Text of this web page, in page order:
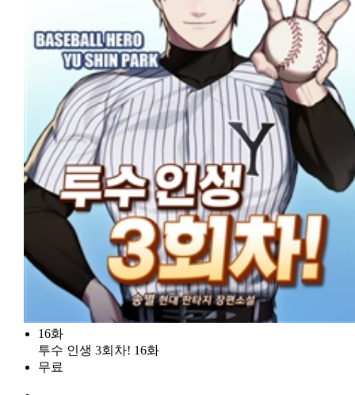
16화
투수 인생 3회차! 16화
무료